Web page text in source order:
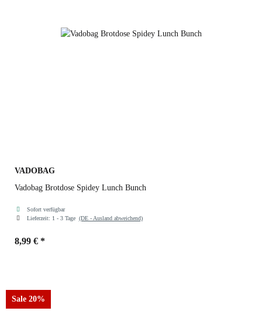
VADOBAG
Vadobag Brotdose Spidey Lunch Bunch
Sofort verfügbar
Lieferzeit: 1 - 3 Tage (DE - Ausland abweichend)
8,99 € *
Sale 20%